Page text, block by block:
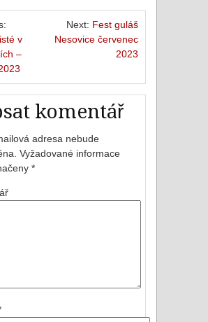
v
–
Next: Fest guláš
Nesovice červenec
2023
komentář
adresa nebude
Vyžadované informace
*